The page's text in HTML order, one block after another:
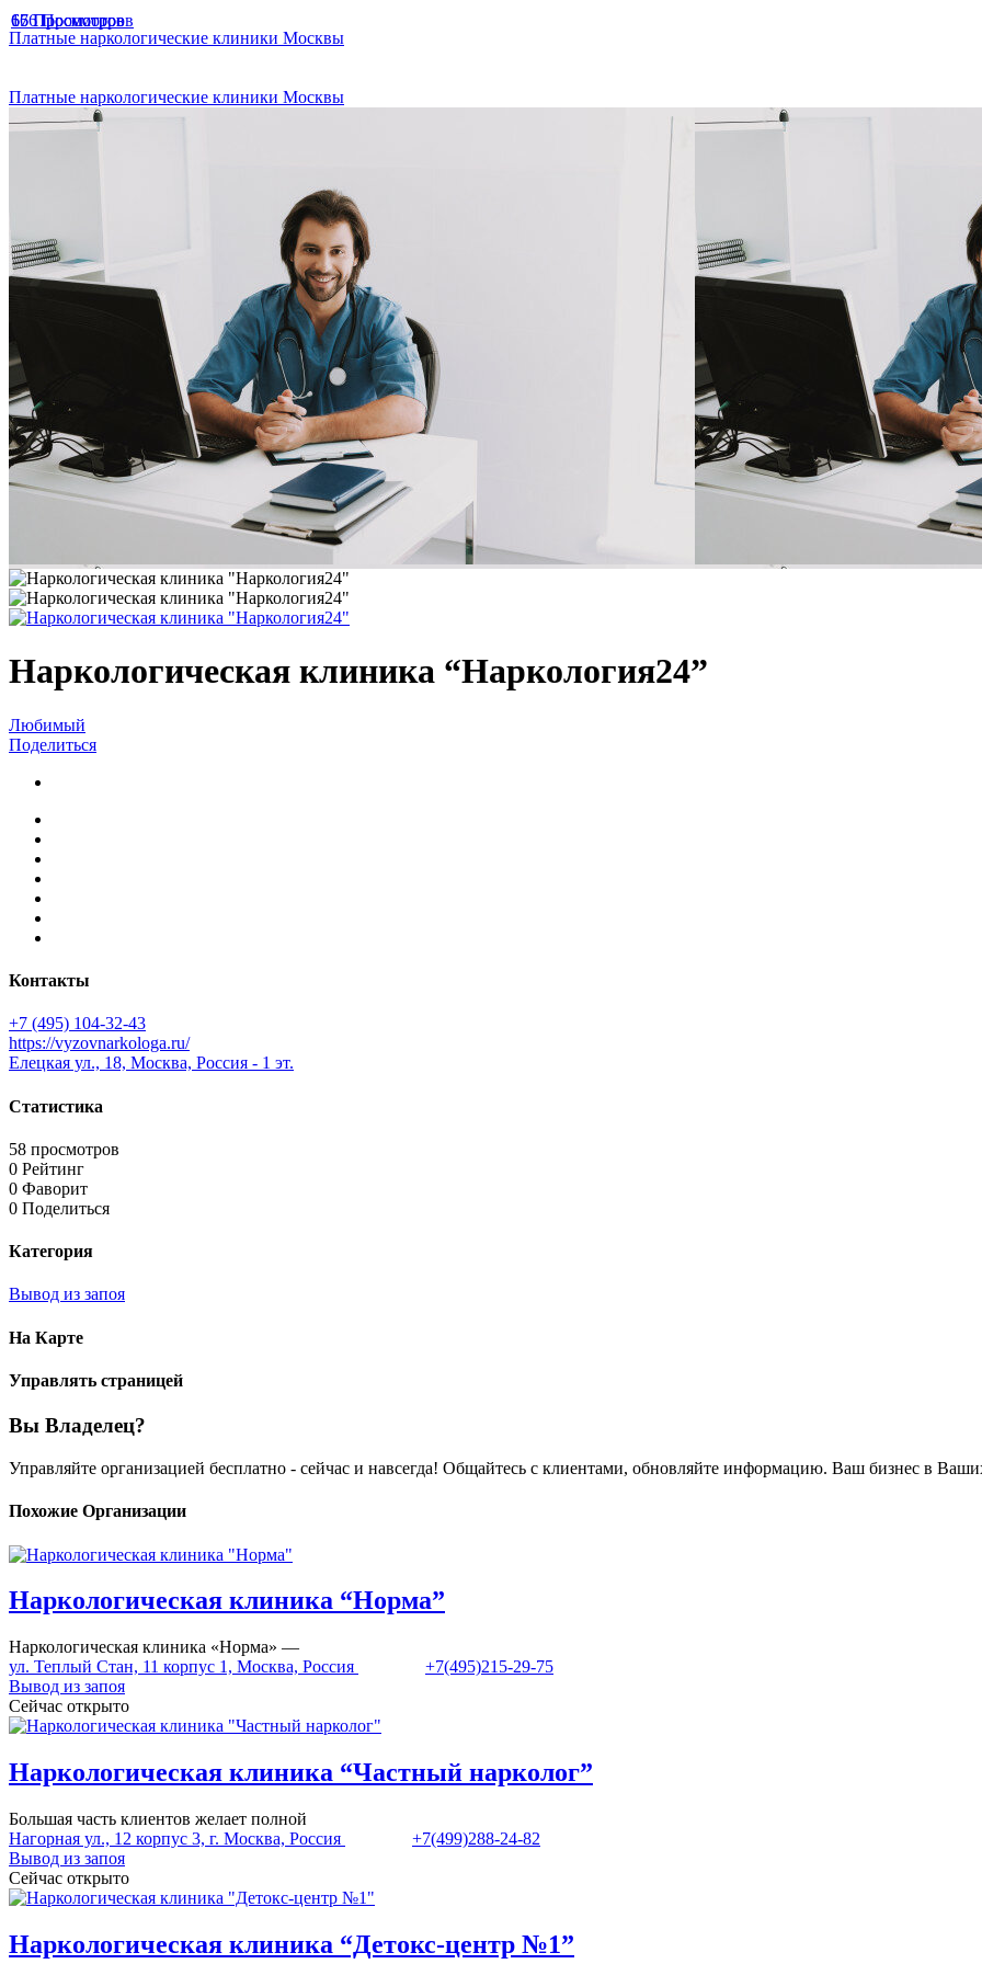
Платные наркологические клиники Москвы
Платные наркологические клиники Москвы
Наркологическая клиника “Наркология24”
Любимый
Поделиться
Контакты
+7 (495) 104-32-43
https://vyzovnarkologa.ru/
Елецкая ул., 18, Москва, Россия - 1 эт.
Статистика
58 просмотров
0 Рейтинг
0 Фаворит
0 Поделиться
Категория
Вывод из запоя
На Карте
Управлять страницей
Вы Владелец?
Управляйте организацией бесплатно - сейчас и навсегда! Общайтесь с клиентами, обновляйте информацию. Ваш бизнес в
Похожие Организации
166 Просмотров
Наркологическая клиника “Норма”
Наркологическая клиника «Норма» —
ул. Теплый Стан, 11 корпус 1, Москва, Россия
+7(495)215-29-75
Вывод из запоя
Сейчас открыто
67 Просмотров
Наркологическая клиника “Частный нарколог”
Большая часть клиентов желает полной
Нагорная ул., 12 корпус 3, г. Москва, Россия
+7(499)288-24-82
Вывод из запоя
Сейчас открыто
65 Просмотров
Наркологическая клиника “Детокс-центр №1”